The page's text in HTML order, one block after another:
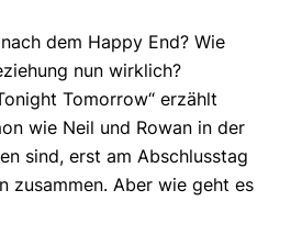
dem Happy End? Wie
nun wirklich?
Tomorrow“ erzählt
wie Neil und Rowan in der
sind, erst am Abschlusstag
zusammen. Aber wie geht es